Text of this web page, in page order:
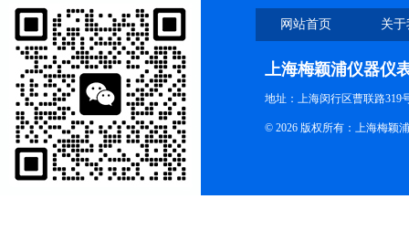
网站首页 关
上海梅颖浦仪器仪
地址：上海闵行区曹联路319
© 2026 版权所有：上海梅颖